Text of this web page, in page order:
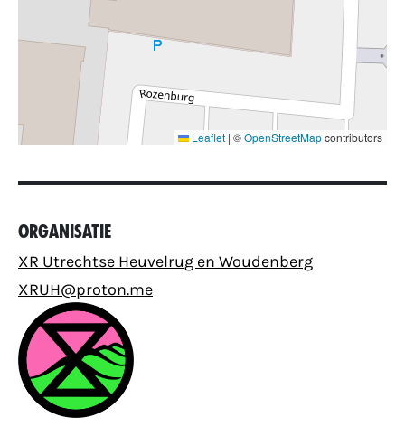
Leaflet | ©OpenStreetMapcontributors
Organisatie
XR Utrechtse Heuvelrug en Woudenberg
XRUH@proton.me